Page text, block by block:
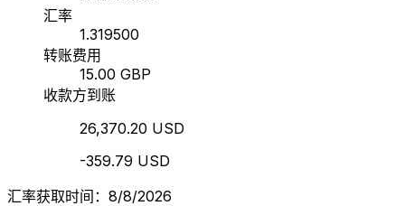
汇率
1.319500
转账费用
15.00 GBP
收款方到账
26,370.20 USD
-359.79 USD
汇率获取时间：8/8/2026